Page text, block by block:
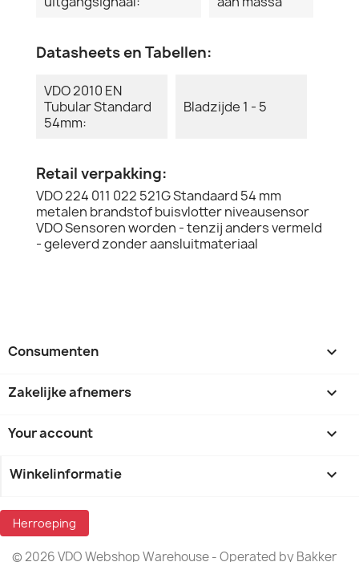
Datasheets en Tabellen:
VDO 2010 EN
Tubular Standard
54mm:
Bladzijde 1 - 5
Retail verpakking:
VDO 224 011 022 521G Standaard 54 mm
metalen brandstof buisvlotter niveausensor
VDO Sensoren worden - tenzij anders vermeld
- geleverd zonder aansluitmateriaal
Consumenten 
Zakelijke afnemers 
Your account 
Winkelinformatie keyboard_arrow_down
Herroeping
© 2026 VDO Webshop Warehouse - Operated by Bakker